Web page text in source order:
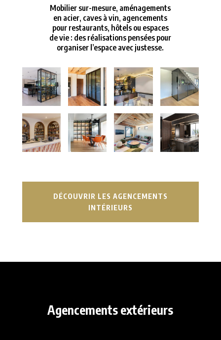
Mobilier sur-mesure, aménagements
en acier, caves à vin, agencements
pour restaurants, hôtels ou espaces
de vie : des réalisations pensées pour
organiser l’espace avec justesse.
DÉCOUVRIR LES AGENCEMENTS
INTÉRIEURS
Agencements extérieurs